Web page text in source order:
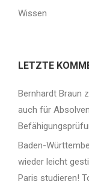
Wissen
LETZTE
Bernhardt Braun
auch für
Baden-
wieder leicht
Paris studieren!